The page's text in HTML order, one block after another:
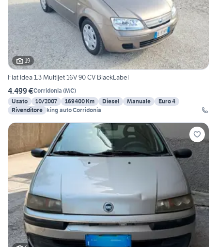
19
Fiat Idea 1.3 Multijet 16V 90 CV BlackLabel
4.499 €Corridonia (MC)
Usato
10/2007 169400 Km Diesel Manuale
Euro 4
Rivenditore king auto Corridonia